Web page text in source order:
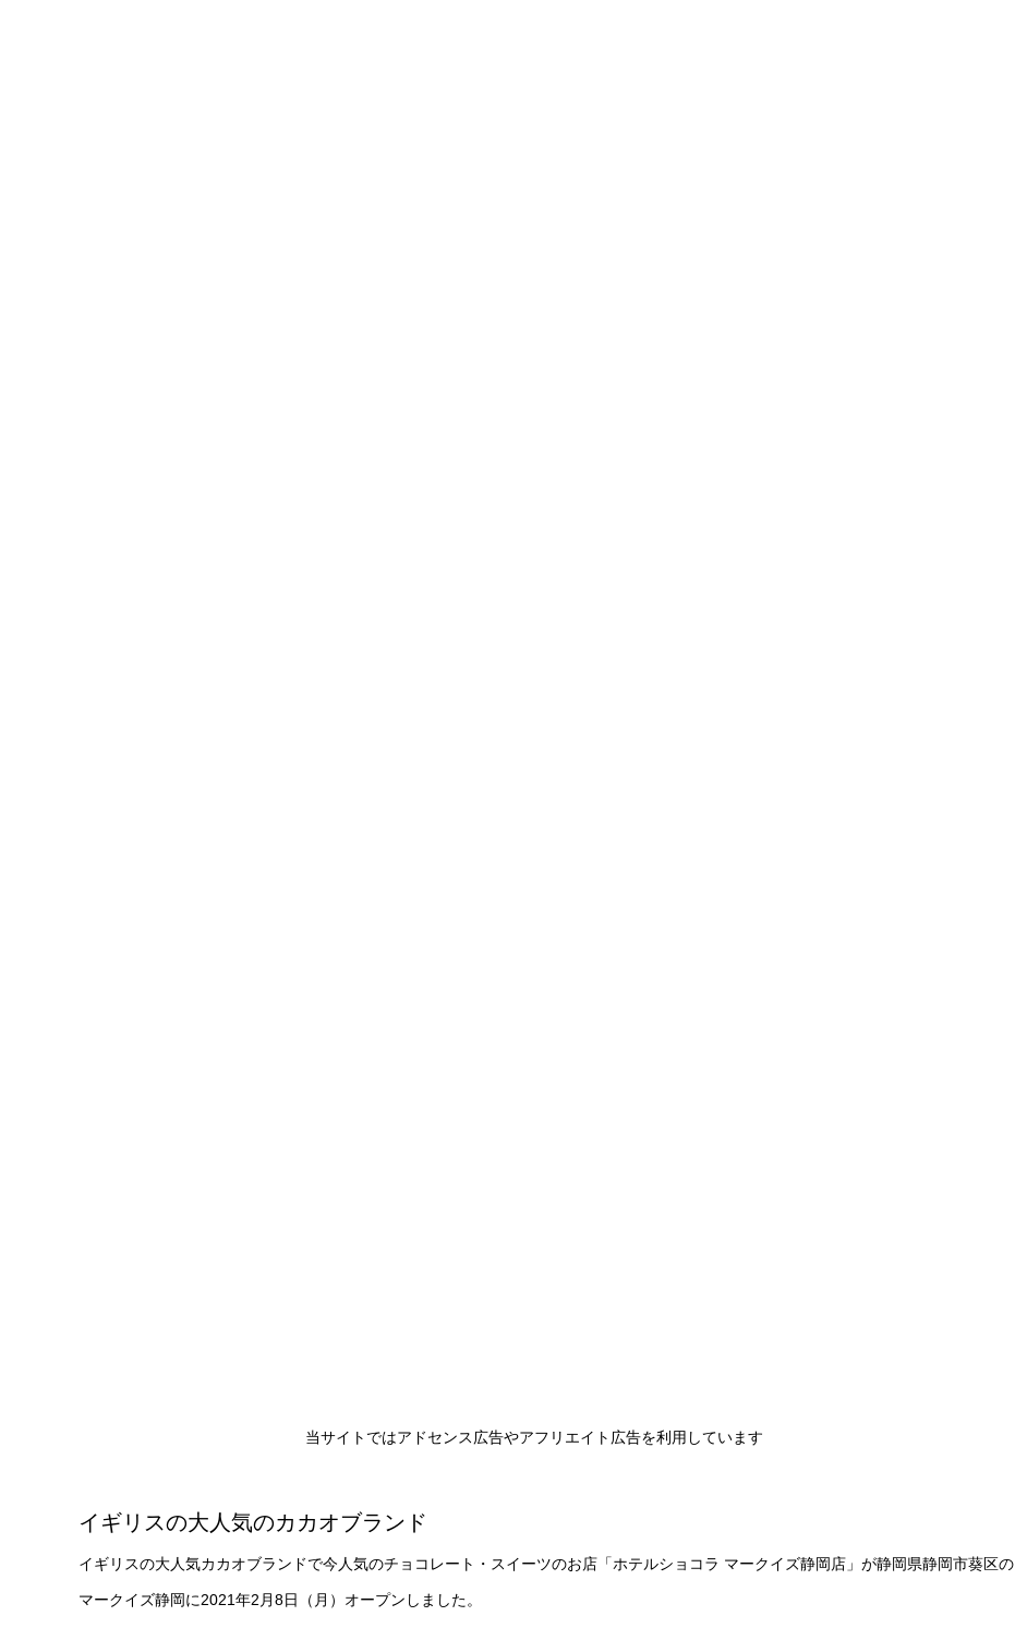
当サイトではアドセンス広告やアフリエイト広告を利用しています
イギリスの大人気のカカオブランド
イギリスの大人気カカオブランドで今人気のチョコレート・スイーツのお店「ホテルショコラ マークイズ静岡店」が静岡県静岡市葵区の
マークイズ静岡に2021年2月8日（月）オープンしました。